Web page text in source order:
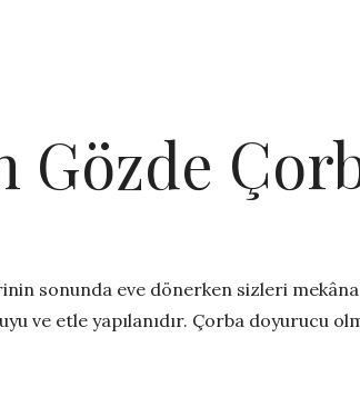
Gözde
sonunda eve dönerken sizleri
ve etle yapılanıdır. Çorba doyurucu